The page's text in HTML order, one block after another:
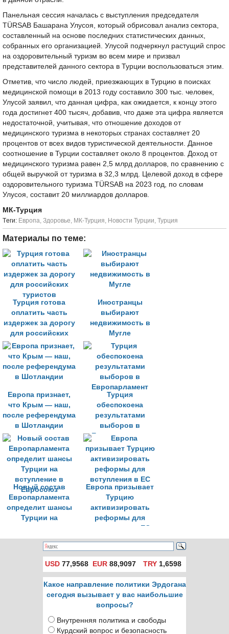
Панельная сессия началась с выступления председателя
TÜRSAB Башарана Улусоя, который обрисовал анализ сектора,
составленный на основе последних статистических данных,
собранных его организацией. Улусой подчеркнул растущий спрос
на оздоровительный туризм во всем мире и призвал
представителей данного сектора в Турции воспользоваться этим.
Отметив, что число людей, приезжающих в Турцию в поисках
медицинской помощи в 2013 году составило 300 тыс. человек,
Улусой заявил, что данная цифра, как ожидается, к концу этого
года достигнет 400 тысяч, добавив, что даже эта цифра является
недостаточной, учитывая, что отношение доходов от
медицинского туризма в некоторых странах составляет 20
процентов от всех видов туристической деятельности. Данное
соотношение в Турции составляет около 8 процентов. Доход от
медицинского туризма равен 2,5 млрд долларов, по сравнению с
общей выручкой от туризма в 32,3 млрд. Целевой доход в сфере
оздоровительного туризма TÜRSAB на 2023 год, по словам
Улусоя, составит 20 миллиардов долларов.
МК-Турция
Tеги: Европа, Здоровье, МК-Турция, Новости Турции, Турция
Материалы по теме:
Турция готова
оплатить часть
издержек за дорогу
для российских
туристов
Иностранцы
выбирают
недвижимость в
Мугле
Европа признает,
что Крым — наш,
после референдума
в Шотландии
Турция
обеспокоена
результатами
выборов в
Европарламент
Новый состав
Европарламента
определит шансы
Турции на
Евросоюз
Европа призывает
Турцию
активизировать
реформы для
вступления в ЕС
USD 77,9568 EUR 88,9097 TRY1,6598
Какое направление политики Эрдогана
сегодня вызывает у вас наибольшие
вопросы?
Внутренняя политика и свободы
Курдский вопрос и безопасность